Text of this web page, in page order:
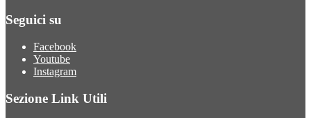
Seguici su
Facebook
Youtube
Instagram
Sezione Link Utili